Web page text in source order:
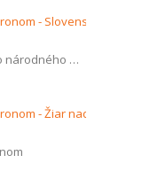
povstania